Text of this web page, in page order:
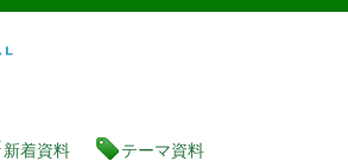
図書館 蔵書検索・予約システム
新着資料 テーマ資料